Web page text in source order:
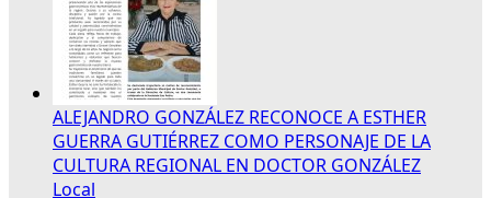
ALEJANDRO GONZÁLEZ RECONOCE A ESTHER
GUERRA GUTIÉRREZ COMO PERSONAJE DE LA
CULTURA REGIONAL EN DOCTOR GONZÁLEZ
Local